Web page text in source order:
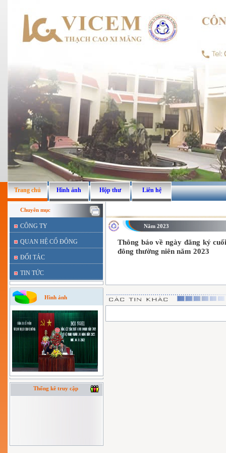
Trang chủ Hình ảnh Hộp thư Liên hệ
Chuyên mục
CÔNG TY
QUAN HỆ CỔ ĐÔNG
ĐỐI TÁC
TIN TỨC
Hình ảnh
Thống kê truy cập
Năm 2023
Thông báo về ngày đăng ký
đông thường niên năm 2023